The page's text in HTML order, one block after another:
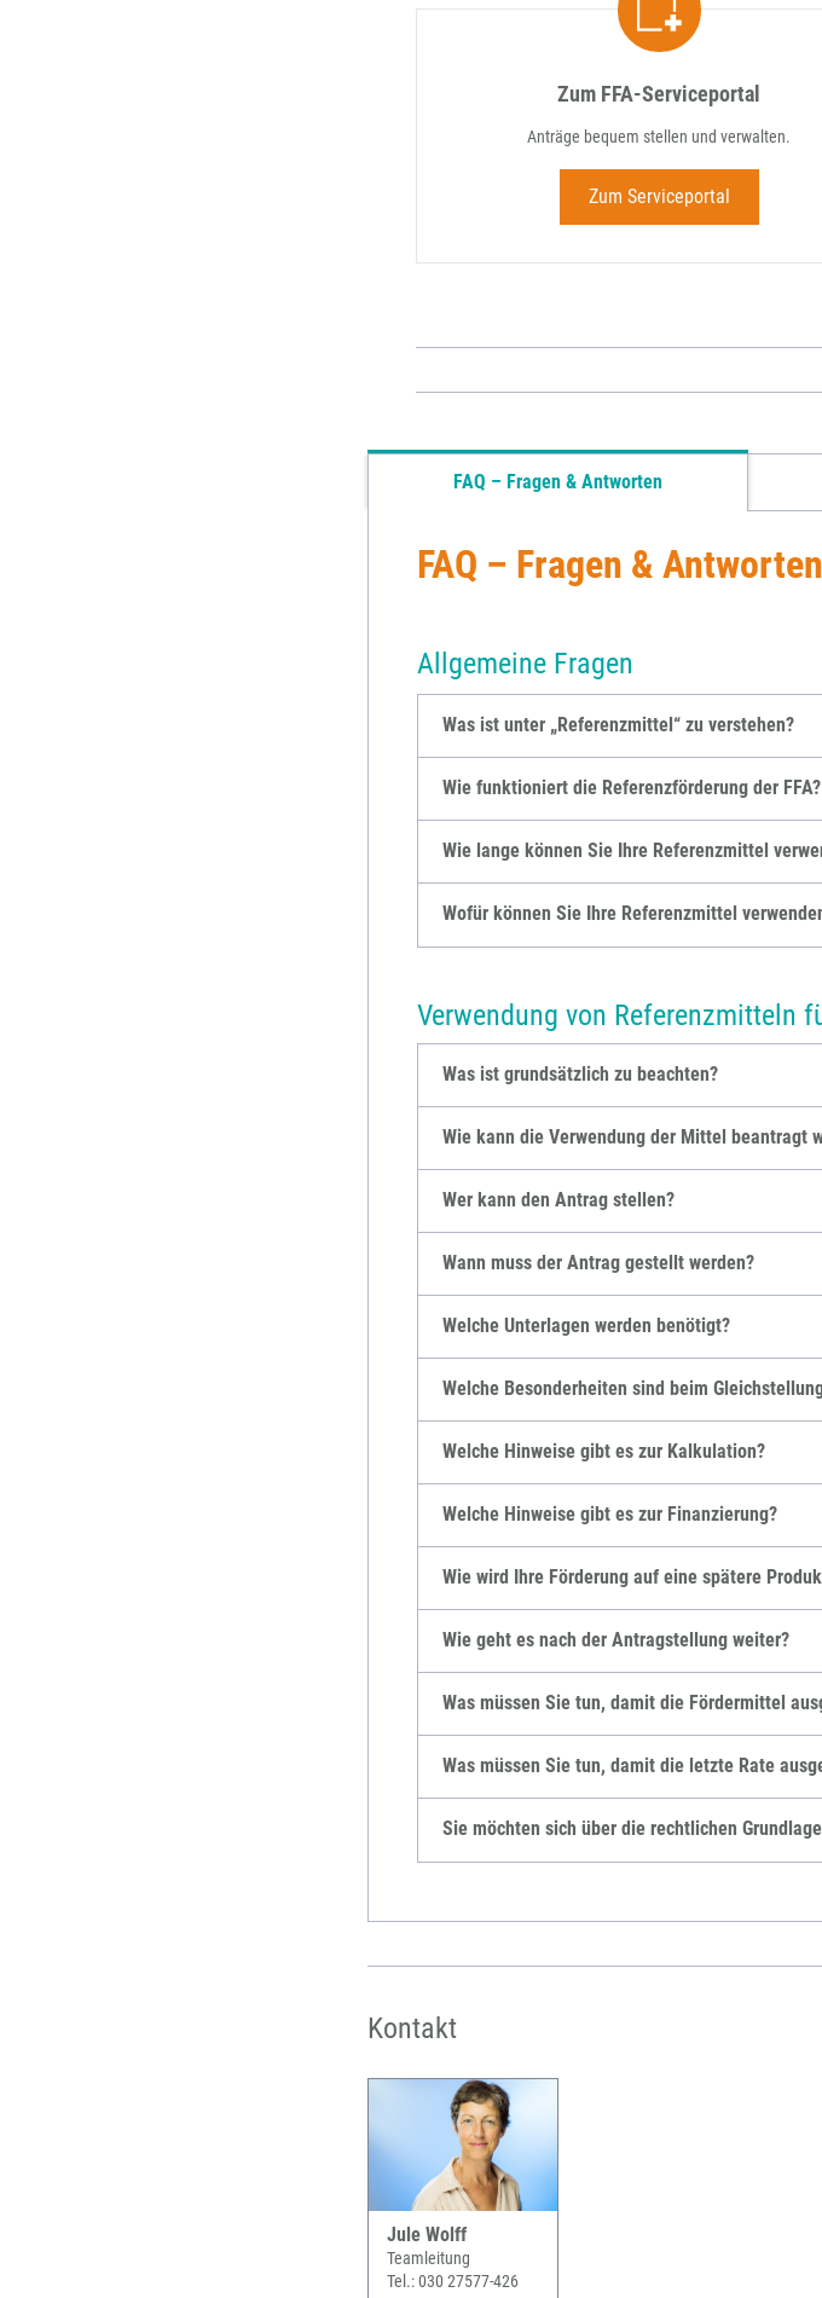
Zum FFA-Serviceportal
Anträge bequem stellen und verwalten.
Zum Serviceportal
FAQ – Fragen & Antworten
FAQ – Fragen & Antworten
Allgemeine Fragen
Was ist unter „Referenzmittel“ zu verstehen?
Wie funktioniert die Referenzförderung der FFA?
Wie lange können Sie Ihre Referenzmittel
Wofür können Sie Ihre Referenzmittel
Verwendung von Referenzmitteln
Was ist grundsätzlich zu beachten?
Wie kann die Verwendung der Mittel beantragt
Wer kann den Antrag stellen?
Wann muss der Antrag gestellt werden?
Welche Unterlagen werden benötigt?
Welche Besonderheiten sind beim
Welche Hinweise gibt es zur Kalkulation?
Welche Hinweise gibt es zur Finanzierung?
Wie wird Ihre Förderung auf eine spätere
Wie geht es nach der Antragstellung weiter?
Was müssen Sie tun, damit die Fördermittel
Was müssen Sie tun, damit die letzte Rate
Sie möchten sich über die rechtlichen
Kontakt
Jule Wolff
Teamleitung
Tel.: 030 27577-426